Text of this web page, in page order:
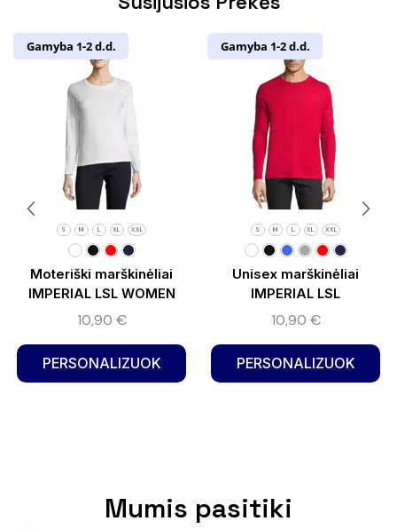
Gamyba 1-2 d.d.
S M L XL XXL
Moteriški marškinėliai
IMPERIAL LSL WOMEN
10,90 €
PERSONALIZUOK
Gamyba 1-2 d.d.
S M L XL XXL
Unisex marškinėliai
IMPERIAL LSL
10,90 €
PERSONALIZUOK
Mumis pasitiki